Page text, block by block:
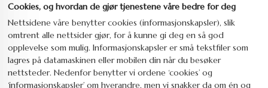
Cookies, og hvordan de gjør tjenestene våre bedre for deg
Nettsidene våre benytter cookies (informasjonskapsler), slik
omtrent alle nettsider gjør, for å kunne gi deg en så god
opplevelse som mulig. Informasjonskapsler er små tekstfiler som
lagres på datamaskinen eller mobilen din når du besøker
nettsteder. Nedenfor benytter vi ordene ‘cookies’ og
‘informasjonskapsler’ om hverandre, men vi snakker da om én og